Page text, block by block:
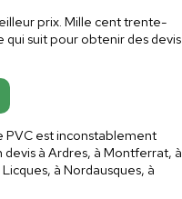
prix. Mille cent trente-
suit pour obtenir des devis
PVC est inconstablement
à Ardres, à Montferrat, à
à Nordausques, à